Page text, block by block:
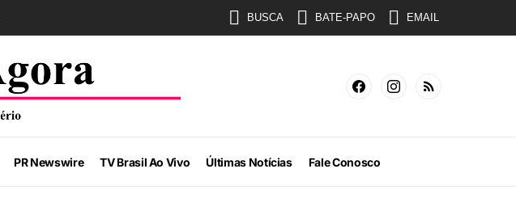
BUSCA BATE-PAPO EMAIL
PR Newswire TV Brasil Ao Vivo Últimas Notícias Fale Conosco